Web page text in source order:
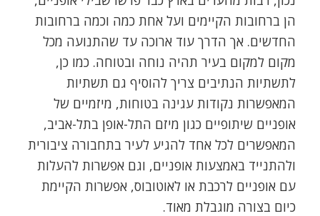
הן ברחובות הקיימים ועל אחת כמה וכמה ברחובות
החדשים. אך הדרך עוד ארוכה עד שהתנועה מכל
מקום למקום בעיר תהיה נוחה ובטוחה. כמו כן,
לתשתיות הנתיבים צריך להוסיף גם תשתיות
המאפשרות נקודות עגינה בטוחות, מיזמיים של
אופניים שיתופיים כגון מיזם התל-אופן בתל-אביב,
המאפשרים לכל אחד להגיע לעיר בתחבורה ציבורית
ולהתנייד באמצעות אופניים, וגם אפשרות להעלות
עם אופניים לרכבת או לאוטובוס, אפשרות הקיימת
כיום בצורה מוגבלת מאוד.